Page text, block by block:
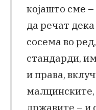
којашто сме
да речат
сосема во
стандарди,
и права,
малцинските,
државите – и